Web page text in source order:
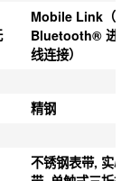
Mobile Link（
Bluetooth® 进
线连接）
精钢
不锈钢表带, 实心